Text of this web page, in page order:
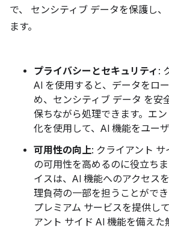
で、 センシティブ データを保護し
ます。
プライバシーとセキュリティ :
AI を使用すると、データをロ
め、センシティブ データ を安
保ちながら処理できます。エ
化を使用して、AI 機能をユー
可用性の向上: クライアント
の可用性を高めるのに役立ち
イスは、AI 機能へのアクセス
理負荷の一部を担うことがで
プレミアム サービスを提供し
アント サイド AI 機能を備えた